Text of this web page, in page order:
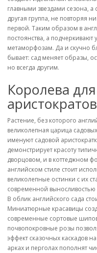
главными звездами сезона, а
другая группа, не повторяя
первой. Таким образом в
постоянства, а
метаморфозам. Да и скучно
бывает: сад меняет образы,
но всегда другим.
Королева
аристократов
Растение, без которого
великолепная царица
именуют садовой
демонстрирует красоту
дворцовом, и в коттеджном
английском стиле стоит
великолепные остинки с их
современной
В облик английского сада
Миниатюрные красавицы
современные сортовые
почвопокровные розы
эффект сказочных каскадов
арках и перголах пополнят